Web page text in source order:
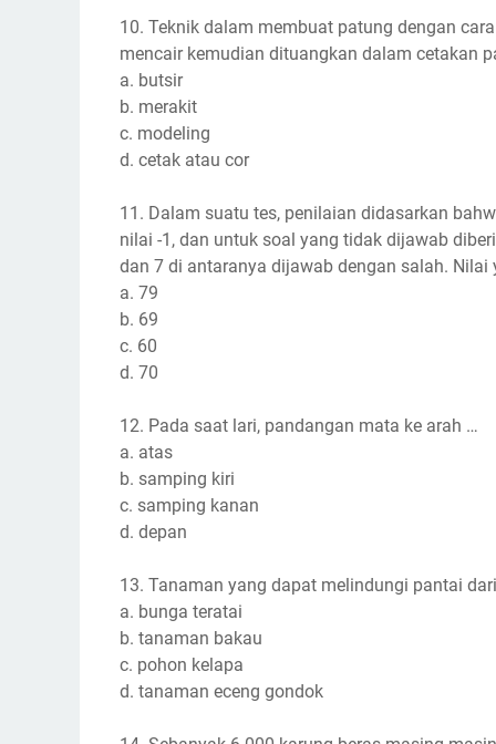
10. Teknik dalam membuat patung dengan
mencair kemudian dituangkan dalam cetakan
a. butsir
b. merakit
c. modeling
d. cetak atau cor
11. Dalam suatu tes, penilaian didasarkan
nilai -1, dan untuk soal yang tidak dijawab
dan 7 di antaranya dijawab dengan salah.
a. 79
b. 69
c. 60
d. 70
12. Pada saat lari, pandangan mata ke arah …
a. atas
b. samping kiri
c. samping kanan
d. depan
13. Tanaman yang dapat melindungi pantai
a. bunga teratai
b. tanaman bakau
c. pohon kelapa
d. tanaman eceng gondok